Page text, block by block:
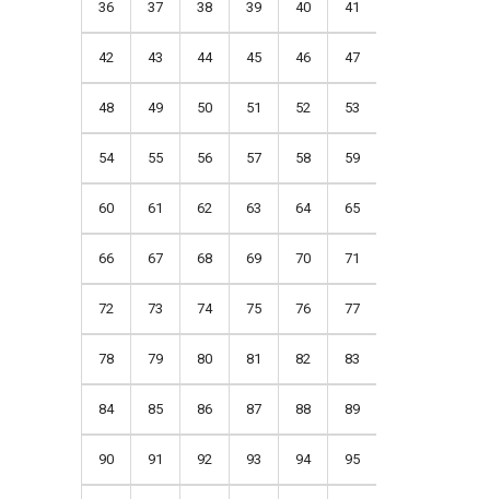
36 37 38 39 40 41
42 43 44 45 46 47
48 49 50 51 52 53
54 55 56 57 58 59
60 61 62 63 64 65
66 67 68 69 70 71
72 73 74 75 76 77
78 79 80 81 82 83
84 85 86 87 88 89
90 91 92 93 94 95